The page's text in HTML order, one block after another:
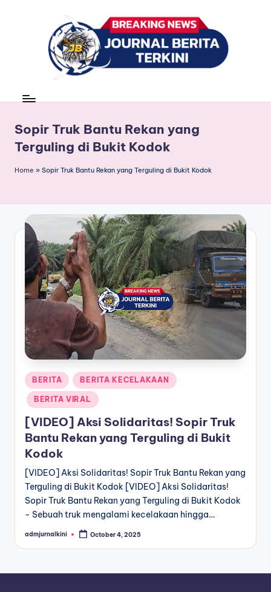
r
n
a
B
e
ri
t
a
e
r
k
n
news
Sopir Truk Bantu Rekan yang
Terguling di Bukit Kodok
Home » Sopir Truk Bantu Rekan yang Terguling di Bukit Kodok
Posted
in
BERITA BERITA KECELAKAAN
BERITA VIRAL
[VIDEO] Aksi Solidaritas! Sopir Truk
Bantu Rekan yang Terguling di Bukit
Kodok
[VIDEO] Aksi Solidaritas! Sopir Truk Bantu Rekan yang
Terguling di Bukit Kodok [VIDEO] Aksi Solidaritas!
Sopir Truk Bantu Rekan yang Terguling di Bukit Kodok
- Sebuah truk mengalami kecelakaan hingga…
Posted
admjurnalkini October 4, 2025